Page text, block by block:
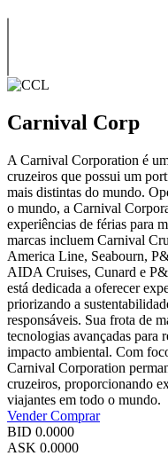
Carnival Corp
A Carnival Corporation é
cruzeiros que possui um
mais distintas do mundo.
o mundo, a Carnival
experiências de férias para
marcas incluem Carnival
America Line, Seabourn,
AIDA Cruises, Cunard e
está dedicada a oferecer
priorizando a
responsáveis. Sua frota de
tecnologias avançadas para
impacto ambiental. Com
Carnival Corporation
cruzeiros, proporcionando
viajantes em todo o mundo.
VenderComprar
BID 0.0000
ASK 0.0000